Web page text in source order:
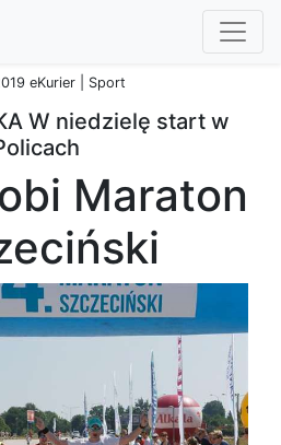
eKurier | Sport
W niedzielę start w
Maraton